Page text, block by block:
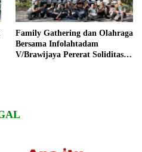
Family Gathering dan Olahraga
Bersama Infolahtadam
V/Brawijaya Pererat Soliditas